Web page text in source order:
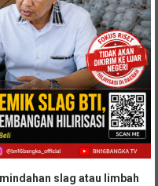
slag atau limbah